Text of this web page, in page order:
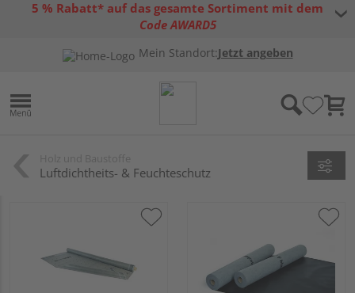
5 % Rabatt* auf das gesamte Sortiment mit dem
Code AWARD5
Gutscheinbedingungen
Mein Standort:Jetzt angeben
Luftdichtheits- & Feuchteschutz